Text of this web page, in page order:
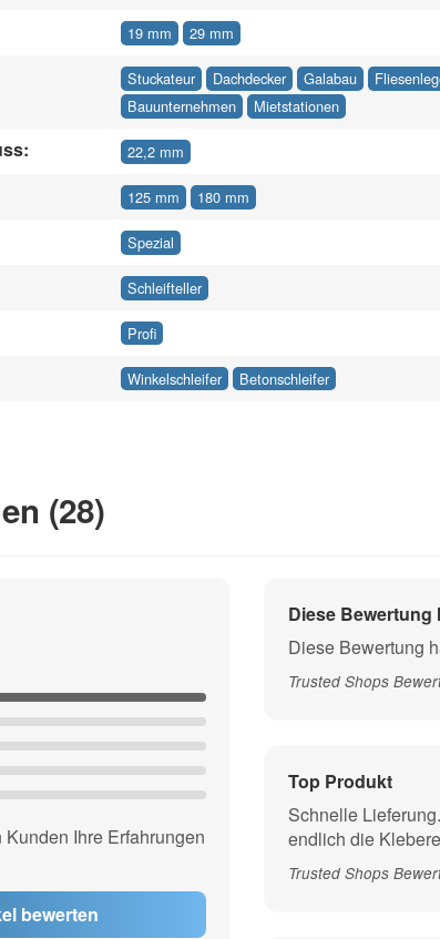
19 mm 29 mm
Stuckateur Dachdecker Galabau
Bauunternehmen
Mietstationen
22,2 mm
125 mm 180 mm
Spezial
Schleifteller
Profi
Winkelschleifer Betonschleifer
(28)
Ihre Erfahrungen
bewerten
Diese Bewertung
Diese Bewertung
Trusted Shops
Top Produkt
Schnelle
endlich die
Trusted Shops